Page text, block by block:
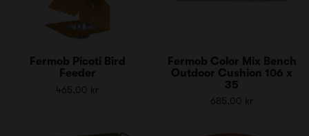
Fermob Picoti Bird
Feeder
465,00 kr
Fermob Color Mix Bench
Outdoor Cushion 106 x
35
685,00 kr